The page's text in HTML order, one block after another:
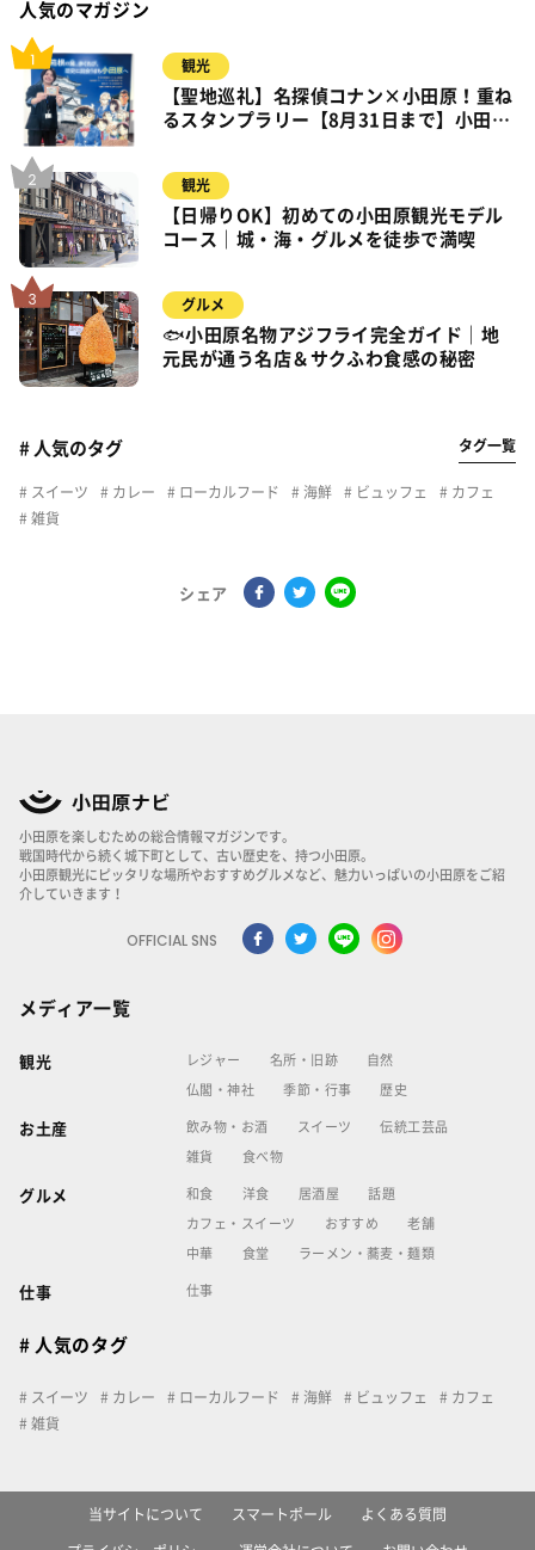
人気のマガジン
観光
【聖地巡礼】名探偵コナン×小田原！重ね
るスタンプラリー【8月31日まで】小田
観光
【日帰りOK】初めての小田原観光モデル
コース｜城・海・グルメを徒歩で満喫
グルメ
🐟小田原名物アジフライ完全ガイド｜地
元民が通う名店＆サクふわ食感の秘密
# 人気のタグ タグ一覧
スイーツ カレー ローカルフード 海鮮 ビュッフェ
カフェ
雑貨
シェア
小田原を楽しむための総合情報マガジンです。
戦国時代から続く城下町として、古い歴史を、持つ小田原。
小田原観光にピッタリな場所やおすすめグルメなど、魅力いっぱいの小田原をご紹
介していきます！
OFFICIAL SNS
メディア一覧
観光 レジャー 名所・旧跡 自然
仏閣・神社 季節・行事 歴史
お土産 飲み物・お酒 スイーツ 伝統工芸品
雑貨 食べ物
グルメ 和食 洋食 居酒屋 話題
カフェ・スイーツ おすすめ 老舗
中華 食堂 ラーメン・蕎麦・麺類
仕事 仕事
# 人気のタグ
スイーツ カレー ローカルフード 海鮮 ビュッフェ
カフェ
雑貨
当サイトについて スマートポール よくある質問